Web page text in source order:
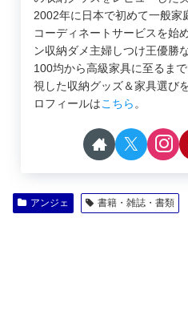
2002年に日本で初めて一般家
コーディネートサービスを始
ン収納ダメ主婦しつけ王優勝
100均から高級家具に至るま
視した収納グッズ＆家具選び
ロフィールはこちら 。
アンジェ 書籍・雑誌・書類